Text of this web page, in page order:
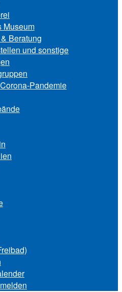
Museum
Be‍ra‍tung
und sonstige
Pandemie